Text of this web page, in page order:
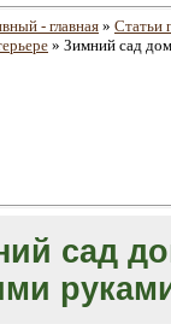
- главная » Статьи
» Зимний сад
сад